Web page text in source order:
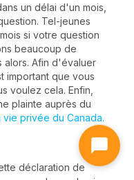
un délai d'un mois,
Tel-jeunes
si votre question
beaucoup de
alors. Afin d'évaluer
important que vous
voulez cela. Enfin,
plainte auprès du
vie privée du Canada.
déclaration de